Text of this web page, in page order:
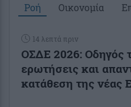
Ροή Οικονομία
14 λεπτά πριν
ΟΣΔΕ 2026: Οδηγός
ερωτήσεις και
κατάθεση της νέας